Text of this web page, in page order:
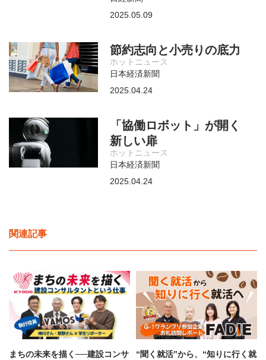
2025.05.09
節約志向と小売りの底力
ホットニュース
日本経済新聞
2025.04.24
「協働ロボット」が開く
新しい扉
ホットニュース
日本経済新聞
2025.04.24
関連記事
まちの未来を描く──建設コンサ
“聞く就活”から、“知りに行く就